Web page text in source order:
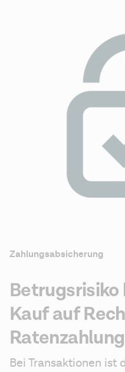
Zahlungsabsicherung
Kauf auf
Bei Transaktionen ist